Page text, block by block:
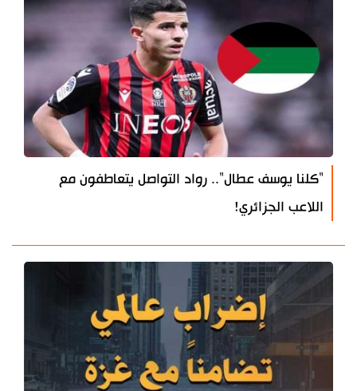
"كلنا يوسف عطال".. رواد التواصل يتعاطفون مع
اللاعب الجزائري!